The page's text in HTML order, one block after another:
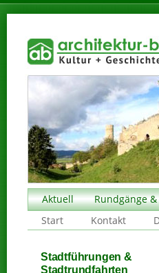
Aktuell Rundgänge
Start
Kontakt
Stadtführungen &
Stadtrundfahrten